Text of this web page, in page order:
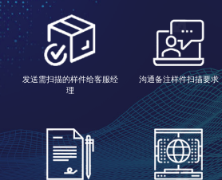
发送需扫描的样件给客服经
理
沟通备注样件扫描要求